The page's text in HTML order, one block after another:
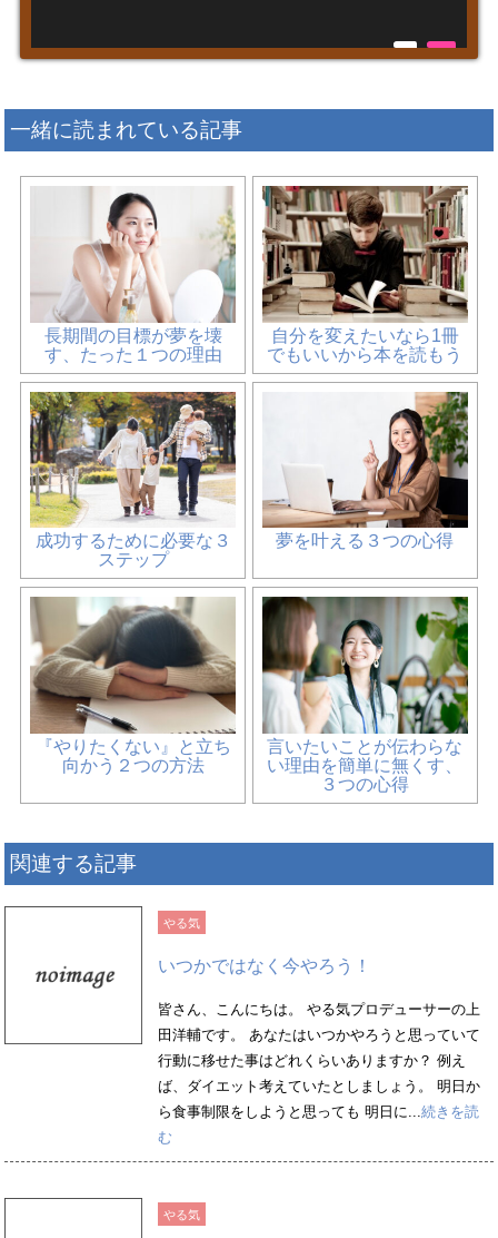
一緒に読まれている記事
長期間の目標が夢を壊
す、たった１つの理由
自分を変えたいなら1冊
でもいいから本を読もう
成功するために必要な３
ステップ
夢を叶える３つの心得
『やりたくない』と立ち
向かう２つの方法
言いたいことが伝わらな
い理由を簡単に無くす、
３つの心得
関連する記事
やる気
いつかではなく今やろう！
皆さん、こんにちは。 やる気プロデューサーの上
田洋輔です。 あなたはいつかやろうと思っていて
行動に移せた事はどれくらいありますか？ 例え
ば、ダイエット考えていたとしましょう。 明日か
ら食事制限をしようと思っても 明日に...続きを読
む
やる気